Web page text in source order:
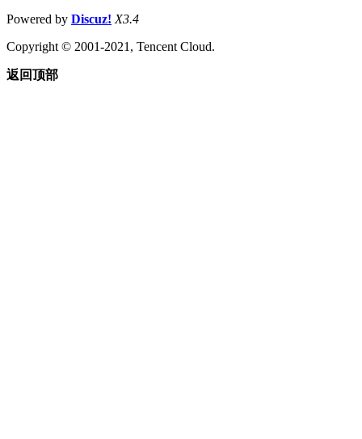
Powered by Discuz! X3.4
Copyright © 2001-2021, Tencent Cloud.
返回顶部